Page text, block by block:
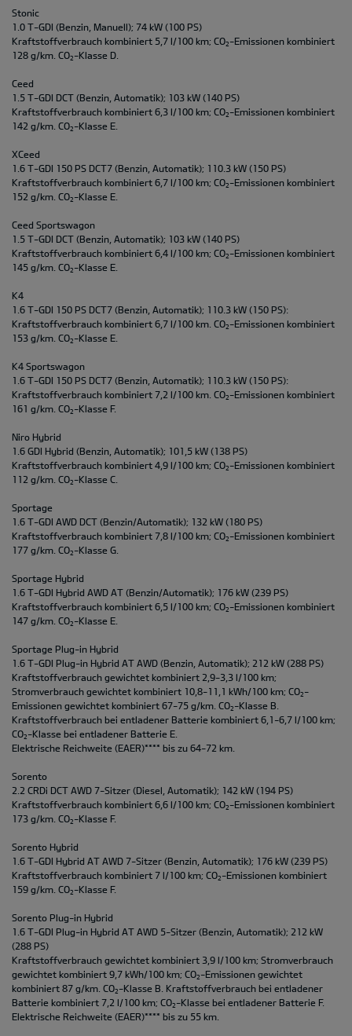
Stonic
1.0 T-GDI (Benzin, Manuell); 74 kW (100 PS)
Kraftstoffverbrauch kombiniert 5,7 l/100 km; CO2 -Emissionen kombiniert
128 g/km. CO2 -Klasse D.
Ceed
1.5 T-GDI DCT (Benzin, Automatik); 103 kW (140 PS)
Kraftstoffverbrauch kombiniert 6,3 l/100 km; CO2 -Emissionen kombiniert
142 g/km. CO2 -Klasse E.
XCeed
1.6 T-GDI 150 PS DCT7 (Benzin, Automatik); 110.3 kW (150 PS)
Kraftstoffverbrauch kombiniert 6,7 l/100 km; CO2 -Emissionen kombiniert
152 g/km. CO2 -Klasse E.
Ceed Sportswagon
1.5 T-GDI DCT (Benzin, Automatik); 103 kW (140 PS)
Kraftstoffverbrauch kombiniert 6,4 l/100 km; CO2 -Emissionen kombiniert
145 g/km. CO2 -Klasse E.
K4
1.6 T-GDI 150 PS DCT7 (Benzin, Automatik); 110.3 kW (150 PS):
Kraftstoffverbrauch kombiniert 6,7 l/100 km. CO2 -Emissionen kombiniert
153 g/km. CO2 -Klasse E.
K4 Sportswagon
1.6 T-GDI 150 PS DCT7 (Benzin, Automatik); 110.3 kW (150 PS):
Kraftstoffverbrauch kombiniert 7,2 l/100 km. CO2 -Emissionen kombiniert
161 g/km. CO2 -Klasse F.
Niro Hybrid
1.6 GDI Hybrid (Benzin, Automatik); 101,5 kW (138 PS)
Kraftstoffverbrauch kombiniert 4,9 l/100 km; CO2 -Emissionen kombiniert
112 g/km. CO2 -Klasse C.
Sportage
1.6 T-GDI AWD DCT (Benzin/Automatik); 132 kW (180 PS)
Kraftstoffverbrauch kombiniert 7,8 l/100 km; CO2 -Emissionen kombiniert
177 g/km. CO2 -Klasse G.
Sportage Hybrid
1.6 T-GDI Hybrid AWD AT (Benzin/Automatik); 176 kW (239 PS)
Kraftstoffverbrauch kombiniert 6,5 l/100 km; CO2 -Emissionen kombiniert
147 g/km. CO2 -Klasse E.
Sportage Plug-in Hybrid
1.6 T-GDI Plug-in Hybrid AT AWD (Benzin, Automatik); 212 kW (288 PS)
Kraftstoffverbrauch gewichtet kombiniert 2,9-3,3 l/100 km;
Stromverbrauch gewichtet kombiniert 10,8-11,1 kWh/100 km; CO2 -
Emissionen gewichtet kombiniert 67-75 g/km. CO2 -Klasse B.
Kraftstoffverbrauch bei entladener Batterie kombiniert 6,1-6,7 l/100 km;
CO2 -Klasse bei entladener Batterie E.
Elektrische Reichweite (EAER)**** bis zu 64-72 km.
Sorento
2.2 CRDi DCT AWD 7-Sitzer (Diesel, Automatik); 142 kW (194 PS)
Kraftstoffverbrauch kombiniert 6,6 l/100 km; CO2 -Emissionen kombiniert
173 g/km. CO2 -Klasse F.
Sorento Hybrid
1.6 T-GDI Hybrid AT AWD 7-Sitzer (Benzin, Automatik); 176 kW (239 PS)
Kraftstoffverbrauch kombiniert 7 l/100 km; CO2 -Emissionen kombiniert
159 g/km. CO2 -Klasse F.
Sorento Plug-in Hybrid
1.6 T-GDI Plug-in Hybrid AT AWD 5-Sitzer (Benzin, Automatik); 212 kW
(288 PS)
Kraftstoffverbrauch gewichtet kombiniert 3,9 l/100 km; Stromverbrauch
gewichtet kombiniert 9,7 kWh/100 km; CO2 -Emissionen gewichtet
kombiniert 87 g/km. CO2 -Klasse B. Kraftstoffverbrauch bei entladener
Batterie kombiniert 7,2 l/100 km; CO2 -Klasse bei entladener Batterie F.
Elektrische Reichweite (EAER)**** bis zu 55 km.